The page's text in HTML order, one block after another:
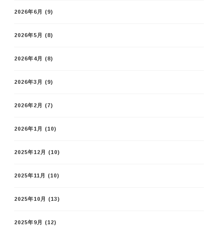
2026年6月 (9)
2026年5月 (8)
2026年4月 (8)
2026年3月 (9)
2026年2月 (7)
2026年1月 (10)
2025年12月 (10)
2025年11月 (10)
2025年10月 (13)
2025年9月 (12)